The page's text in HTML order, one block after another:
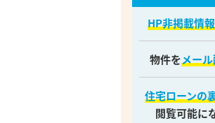
HP非掲載情報
物件をメー
住宅ローンの
閲覧可能に